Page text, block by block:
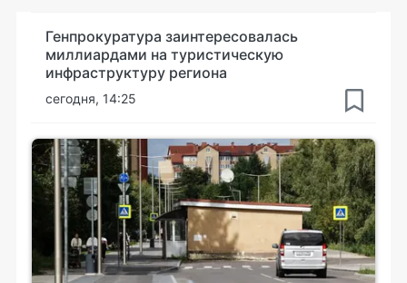
Генпрокуратура заинтересовалась
миллиардами на туристическую
инфраструктуру региона
сегодня, 14:25